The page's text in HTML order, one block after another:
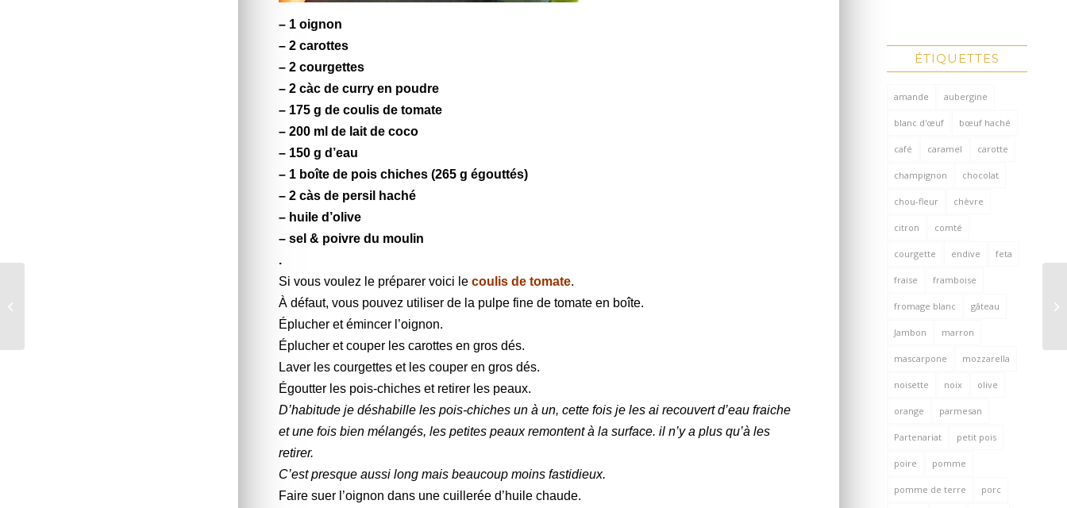
– 1 oignon
– 2 carottes
– 2 courgettes
– 2 càc de curry en poudre
– 175 g de coulis de tomate
– 200 ml de lait de coco
– 150 g d’eau
– 1 boîte de pois chiches (265 g égouttés)
– 2 càs de persil haché
– huile d’olive
– sel & poivre du moulin
.
Si vous voulez le préparer voici le coulis de tomate.
À défaut, vous pouvez utiliser de la pulpe fine de tomate en boîte.
Éplucher et émincer l’oignon.
Éplucher et couper les carottes en gros dés.
Laver les courgettes et les couper en gros dés.
Égoutter les pois-chiches et retirer les peaux.
D’habitude je déshabille les pois-chiches un à un, cette fois je les ai recouvert d’eau fraiche
et une fois bien mélangés, les petites peaux remontent à la surface. il n’y a plus qu’à les
retirer.
C’est presque aussi long mais beaucoup moins fastidieux.
Faire suer l’oignon dans une cuillerée d’huile chaude.
ÉTIQUETTES
amande aubergine
blanc d'œuf bœuf haché
café caramel carotte
champignon chocolat
chou-fleur chèvre
citron comté
courgette endive feta
fraise framboise
fromage blanc gâteau
Jambon marron
mascarpone mozzarella
noisette noix olive
orange parmesan
Partenariat petit pois
poire pomme
pomme de terre porc